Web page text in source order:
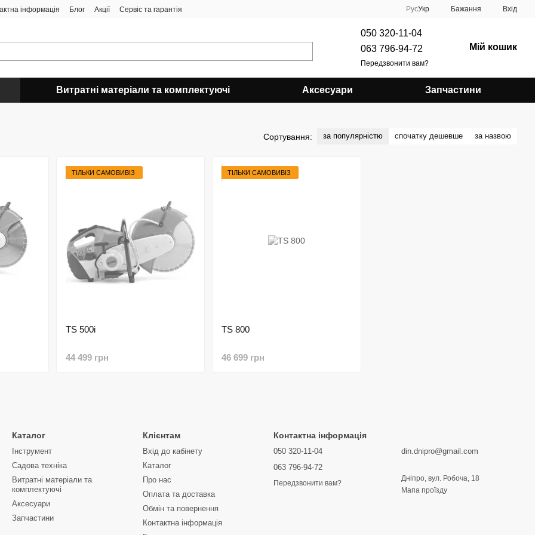
інформація Блог Акції Сервіс та гарантія РусУкр Бажання Вхід
050 320-11-04
063 796-94-72
Передзвонити вам?
Мій кошик
Витратні матеріали та комплектуючі Аксесуари Запчастини
Сортування: за популярністю спочатку дешевше за назвою
ТІЛЬКИ САМОВИВІЗ
TS 500і
44 499 грн
ТІЛЬКИ САМОВИВІЗ
TS 800
46 699 грн
Каталог
Інструмент
Садова техніка
Витратні матеріали та
комплектуючі
Аксесуари
Запчастини
Клієнтам
Вхід до кабінету
Каталог
Про нас
Оплата та доставка
Обмін та повернення
Контактна інформація
Контактна інформація
050 320-11-04
063 796-94-72
Передзвонити вам?
din.dnipro@gmail.com
Дніпро, вул. Робоча, 18
Мапа проїзду